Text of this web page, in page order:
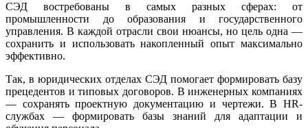
СЭД востребованы в самых разных сферах: от
промышленности до образования и государственного
управления. В каждой отрасли свои нюансы, но цель одна —
сохранить и использовать накопленный опыт максимально
эффективно.
Так, в юридических отделах СЭД помогает формировать базу
прецедентов и типовых договоров. В инженерных компаниях
— сохранять проектную документацию и чертежи. В HR-
службах — формировать базы знаний для адаптации и